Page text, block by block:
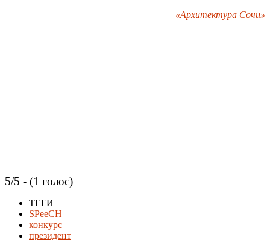
«Архитектура Сочи»
5/5 - (1 голос)
ТЕГИ
SPeeCH
конкурс
президент